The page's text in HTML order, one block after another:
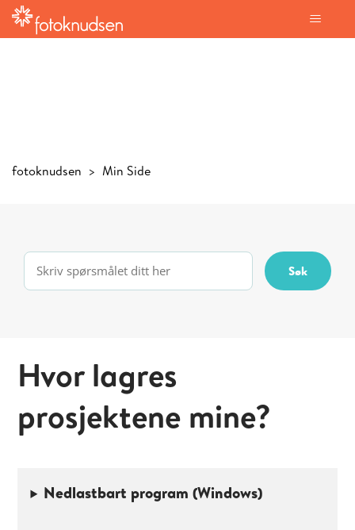
fotoknudsen Min Side
Hvor lagres
prosjektene mine?
Nedlastbart program (Windows)